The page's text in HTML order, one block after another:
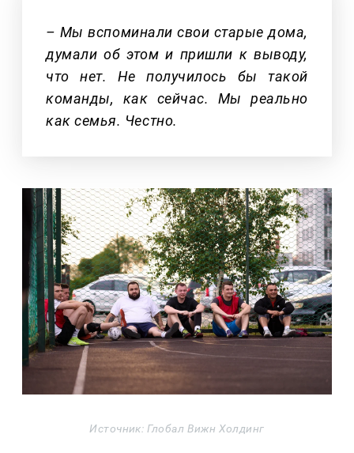
– Мы вспоминали свои старые дома,
думали об этом и пришли к выводу,
что нет. Не получилось бы такой
команды, как сейчас. Мы реально
как семья. Честно.
Источник: Глобал Вижн Холдинг